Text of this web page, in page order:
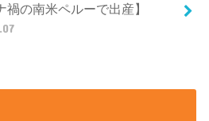
禍の南米ペルーで出産】